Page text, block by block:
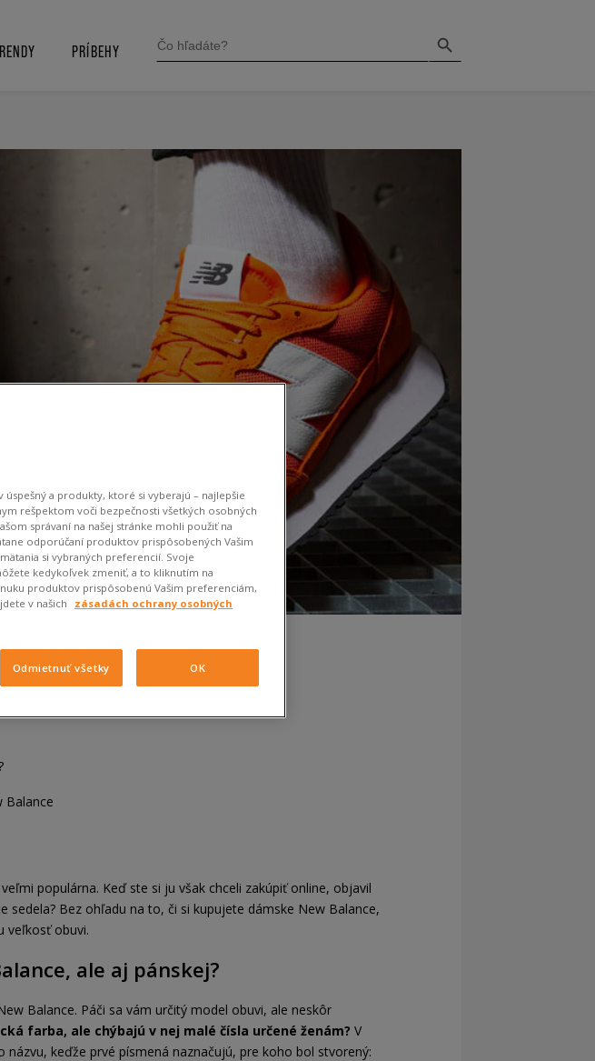
PRÍBEHY
FOR:
Balance
populárna. Keď ste si ju však chceli zakúpiť online, objavil
Bez ohľadu na to, či si kupujete dámske New Balance,
veľkosť obuvi.
ale aj pánskej?
Balance. Páči sa vám určitý model obuvi, ale neskôr
farba, ale chýbajú v nej malé čísla určené ženám? V
keďže prvé písmená naznačujú, pre koho bol stvorený:
a produkty, ktoré si vyberajú – najlepšie
rešpektom voči bezpečnosti všetkých osobných
správaní na našej stránke mohli použiť na
odporúčaní produktov prispôsobených Vašim
si vybraných preferencií. Svoje
kedykoľvek zmeniť, a to kliknutím na
produktov prispôsobenú Vašim preferenciám,
v našich
zásadách ochrany osobných
Odmietnuť všetky OK